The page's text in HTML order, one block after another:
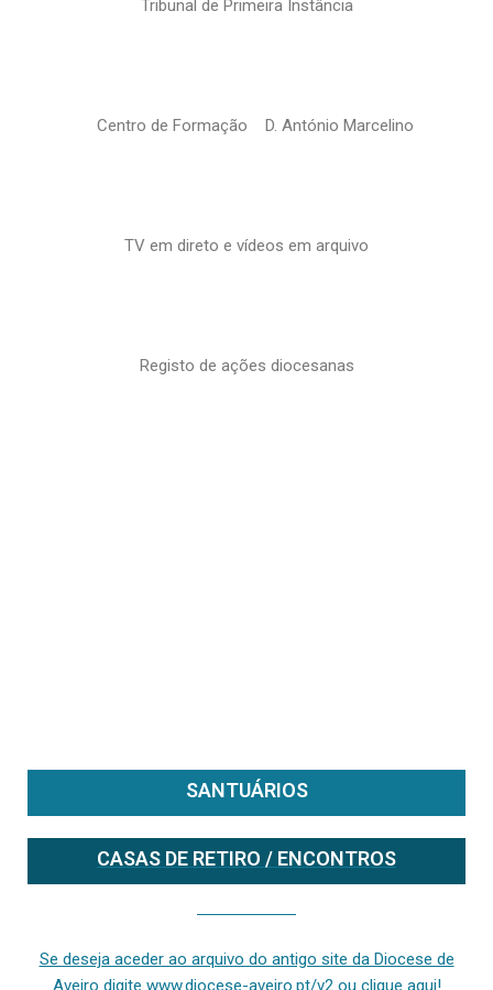
Tribunal de Primeira Instância
Centro de Formação D. António Marcelino
TV em direto e vídeos em arquivo
Registo de ações diocesanas
SANTUÁRIOS
CASAS DE RETIRO / ENCONTROS
Se deseja aceder ao arquivo do antigo site da Diocese de
Aveiro digite www.diocese-aveiro.pt/v2 ou clique aqui!